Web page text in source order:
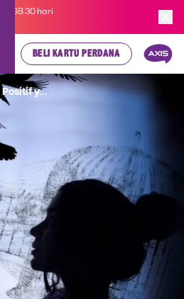
3GB 30 hari
BELI KARTU PERDANA
y...